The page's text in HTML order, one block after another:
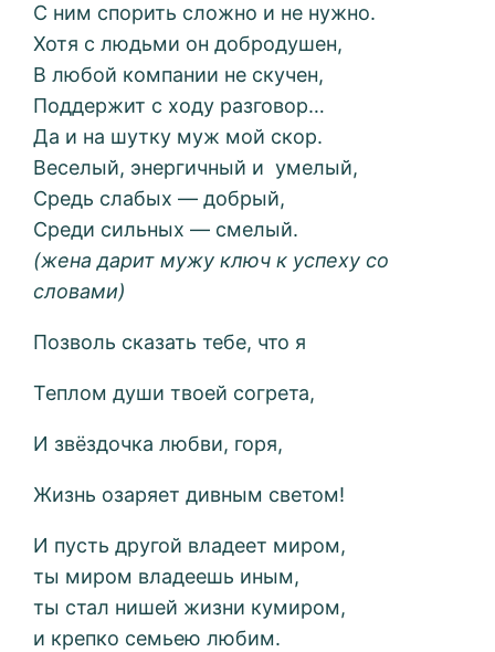
С ним спорить сложно и не нужно.
Хотя с людьми он добродушен,
В любой компании не скучен,
Поддержит с ходу разговор…
Да и на шутку муж мой скор.
Веселый, энергичный и умелый,
Средь слабых — добрый,
Среди сильных — смелый.
(жена дарит мужу ключ к успеху со
словами)
Позволь сказать тебе, что я
Теплом души твоей согрета,
И звёздочка любви, горя,
Жизнь озаряет дивным светом!
И пусть другой владеет миром,
ты миром владеешь иным,
ты стал нишей жизни кумиром,
и крепко семьею любим.